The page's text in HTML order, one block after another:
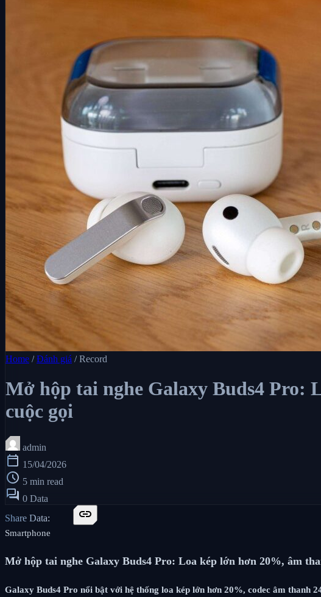
Home / Đánh giá / Record
Mở hộp tai nghe Galaxy Buds4 Pro:
cuộc gọi
admin
calendar_today 15/04/2026
schedule 5 min read
forum 0 Data
Share Data:
link
Smartphone
Mở hộp tai nghe Galaxy Buds4 Pro: Loa kép lớn hơn 20%, âm
Galaxy Buds4 Pro nổi bật với hệ thống loa kép lớn hơn 20%, codec âm thanh